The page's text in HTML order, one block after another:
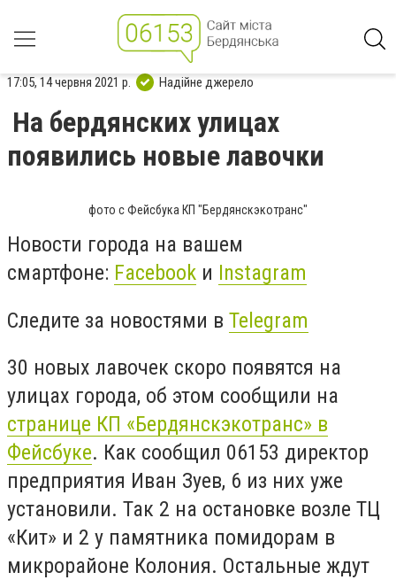
17:05, 14 червня 2021 р. Надійне джерело
На бердянских улицах
появились новые лавочки
фото с Фейсбука КП "Бердянскэкотранс"
Новости города на вашем
смартфоне: Facebook и Instagram
Следите за новостями в Telegram
30 новых лавочек скоро появятся на
улицах города, об этом сообщили на
странице КП «Бердянскэкотранс» в
Фейсбуке. Как сообщил 06153 директор
предприятия Иван Зуев, 6 из них уже
установили. Так 2 на остановке возле ТЦ
«Кит» и 2 у памятника помидорам в
микрорайоне Колония. Остальные ждут